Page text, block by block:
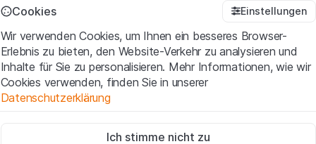
Mit dem Zugriff auf diese Website der Leonteq Securities AG
(die "Website") erklären Sie, dass Sie die rechtlichen
Informationen und die wichtigen Hinweise und
Nutzungsbedingungenverstanden haben und akzeptieren.
Wenn Sie mit den Nutzungsbedingungen nicht einverstanden
Cookies Einstellungen
Wir verwenden Cookies, um Ihnen ein besseres Browser-
Erlebnis zu bieten, den Website-Verkehr zu analysieren und
Inhalte für Sie zu personalisieren. Mehr Informationen, wie wir
Cookies verwenden, finden Sie in unserer
Datenschutzerklärung
Diese Cookies sind für die Website erforderlich und können nicht
Ich stimme nicht zu